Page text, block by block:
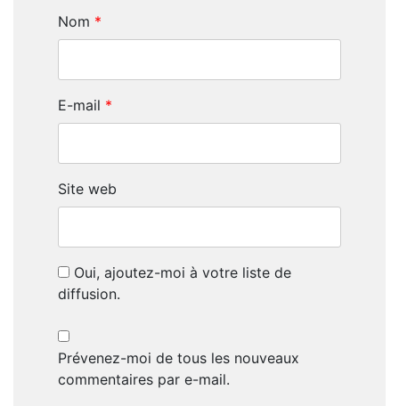
Nom *
E-mail *
Site web
Oui, ajoutez-moi à votre liste de
diffusion.
Prévenez-moi de tous les nouveaux
commentaires par e-mail.